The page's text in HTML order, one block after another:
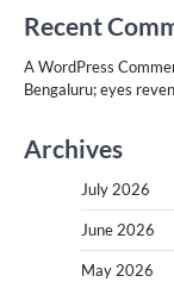
Recent
A WordPress
Bengaluru; eyes
Archives
July 2026
June 2026
May 2026